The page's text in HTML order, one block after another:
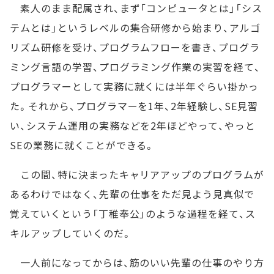
素人のまま配属され、まず「コンピュータとは」「シス
テムとは」というレベルの集合研修から始まり、アルゴ
リズム研修を受け、プログラムフローを書き、プログラ
ミング言語の学習、プログラミング作業の実習を経て、
プログラマーとして実務に就くには半年ぐらい掛かっ
た。それから、プログラマーを1年、2年経験し、SE見習
い、システム運用の実務などを2年ほどやって、やっと
SEの業務に就くことができる。
この間、特に決まったキャリアアップのプログラムが
あるわけではなく、先輩の仕事をただ見よう見真似で
覚えていくという「丁稚奉公」のような過程を経て、ス
キルアップしていくのだ。
一人前になってからは、筋のいい先輩の仕事のやり方